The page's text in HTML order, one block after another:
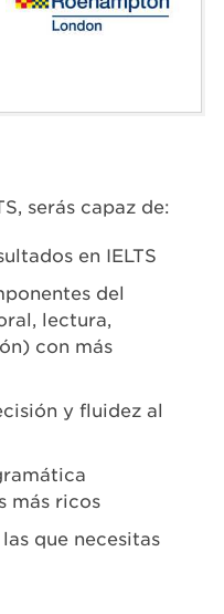
serás capaz de:
en IELTS
del
lectura,
con más
y fluidez al
más ricos
que necesitas